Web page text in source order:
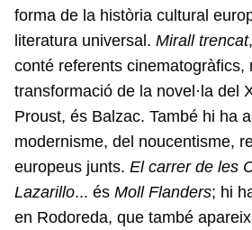
forma de la història cultural
literatura universal. Mirall trencat
conté referents cinematogràfics,
transformació de la novel·la del
Proust, és Balzac. També hi ha
modernisme, del noucentisme,
europeus junts. El carrer de les
Lazarillo... és Moll Flanders; hi
en Rodoreda, que també